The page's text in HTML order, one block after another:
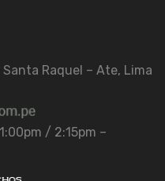
Raquel – Ate, Lima
/ 2:15pm –